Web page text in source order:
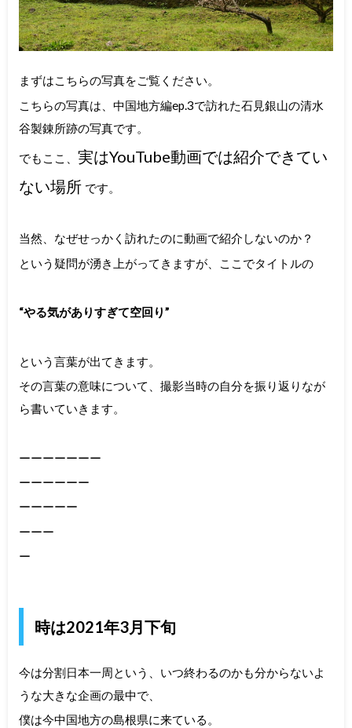
まずはこちらの写真をご覧ください。
こちらの写真は、中国地方編ep.3で訪れた石見銀山の清水
谷製錬所跡の写真です。
でもここ、 実はYouTube動画では紹介できてい
ない場所 です。
当然、なぜせっかく訪れたのに動画で紹介しないのか？
という疑問が湧き上がってきますが、ここでタイトルの
“やる気がありすぎて空回り”
という言葉が出てきます。
その言葉の意味について、撮影当時の自分を振り返りなが
ら書いていきます。
ーーーーーーー
ーーーーーー
ーーーーー
ーーー
ー
時は2021年3月下旬
今は分割日本一周という、いつ終わるのかも分からないよ
うな大きな企画の最中で、
僕は今中国地方の島根県に来ている。